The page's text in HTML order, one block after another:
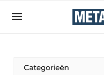
Bedrijven
Categorieën